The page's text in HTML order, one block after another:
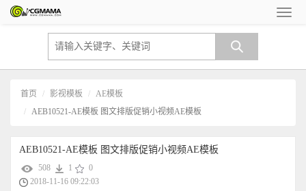
首页 影视模板
AE模板
AEB10521-AE模板 图文排版促销小视频AE模板
AEB10521-AE模板 图文排版促销小视频AE模板
508 1
0
2018-11-16 09:22:03